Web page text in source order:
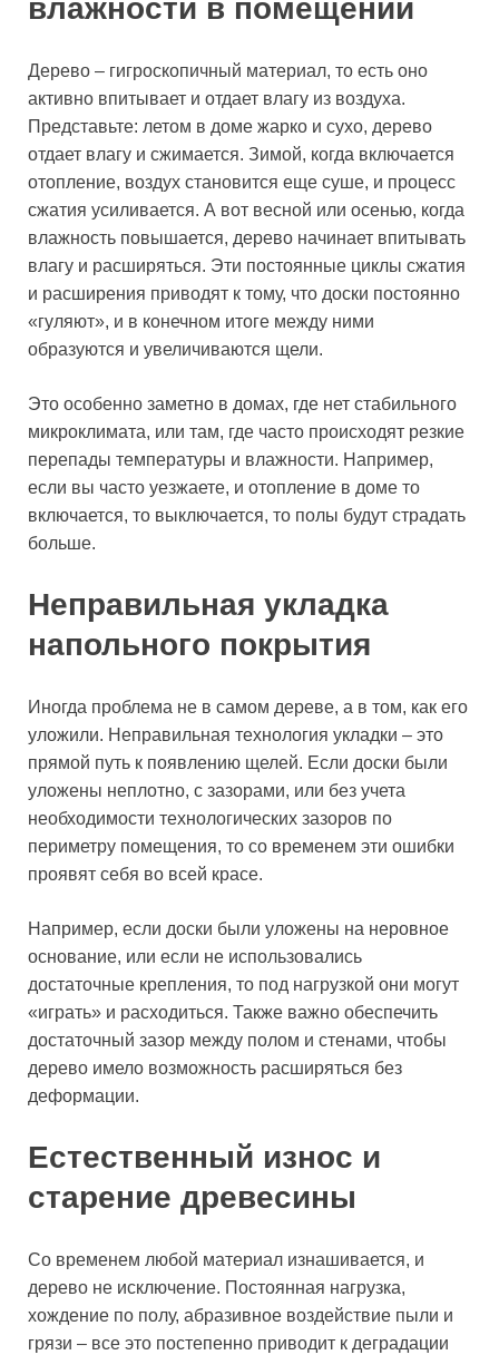
влажности в помещении
Дерево – гигроскопичный материал, то есть оно
активно впитывает и отдает влагу из воздуха.
Представьте: летом в доме жарко и сухо, дерево
отдает влагу и сжимается. Зимой, когда включается
отопление, воздух становится еще суше, и процесс
сжатия усиливается. А вот весной или осенью, когда
влажность повышается, дерево начинает впитывать
влагу и расширяться. Эти постоянные циклы сжатия
и расширения приводят к тому, что доски постоянно
«гуляют», и в конечном итоге между ними
образуются и увеличиваются щели.
Это особенно заметно в домах, где нет стабильного
микроклимата, или там, где часто происходят резкие
перепады температуры и влажности. Например,
если вы часто уезжаете, и отопление в доме то
включается, то выключается, то полы будут страдать
больше.
Неправильная укладка
напольного покрытия
Иногда проблема не в самом дереве, а в том, как его
уложили. Неправильная технология укладки – это
прямой путь к появлению щелей. Если доски были
уложены неплотно, с зазорами, или без учета
необходимости технологических зазоров по
периметру помещения, то со временем эти ошибки
проявят себя во всей красе.
Например, если доски были уложены на неровное
основание, или если не использовались
достаточные крепления, то под нагрузкой они могут
«играть» и расходиться. Также важно обеспечить
достаточный зазор между полом и стенами, чтобы
дерево имело возможность расширяться без
деформации.
Естественный износ и
старение древесины
Со временем любой материал изнашивается, и
дерево не исключение. Постоянная нагрузка,
хождение по полу, абразивное воздействие пыли и
грязи – все это постепенно приводит к деградации